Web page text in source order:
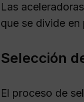
Las
que se divide
Selección
El proceso de